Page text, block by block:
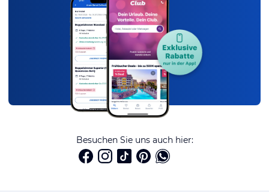
Besuchen Sie uns auch hier: